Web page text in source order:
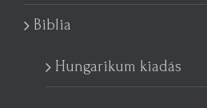
Biblia
Hungarikum kiadás